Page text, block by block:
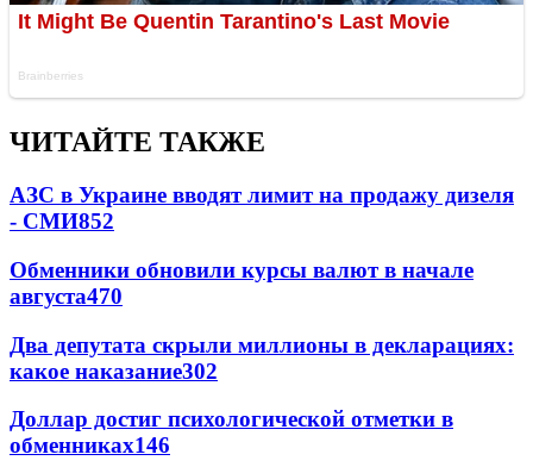
ЧИТАЙТЕ ТАКЖЕ
АЗС в Украине вводят лимит на продажу дизеля
- СМИ852
Обменники обновили курсы валют в начале
августа470
Два депутата скрыли миллионы в декларациях:
какое наказание302
Доллар достиг психологической отметки в
обменниках146